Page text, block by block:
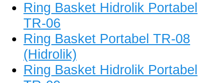
Ring Basket Hidrolik Portabel
TR-06
Ring Basket Portabel TR-08
(Hidrolik)
Ring Basket Hidrolik Portabel